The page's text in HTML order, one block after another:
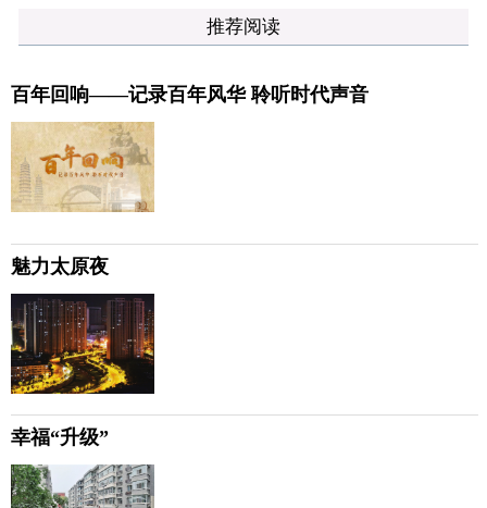
推荐阅读
百年回响——记录百年风华 聆听时代声音
魅力太原夜
幸福“升级”